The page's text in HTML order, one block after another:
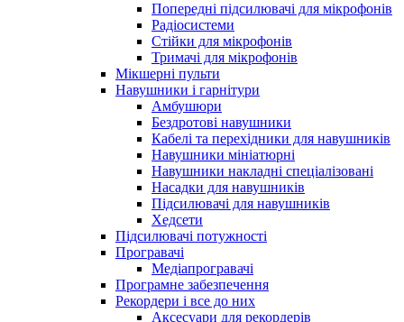
Попередні підсилювачі для мікрофонів
Радіосистеми
Стійки для мікрофонів
Тримачі для мікрофонів
Мікшерні пульти
Навушники і гарнітури
Амбушюри
Бездротові навушники
Кабелі та перехідники для навушників
Навушники мініатюрні
Навушники накладні спеціалізовані
Насадки для навушників
Підсилювачі для навушників
Хедсети
Підсилювачі потужності
Програвачі
Медіапрогравачі
Програмне забезпечення
Рекордери і все до них
Аксесуари для рекордерів